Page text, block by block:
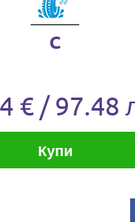
C
€ / 97.48
Купи